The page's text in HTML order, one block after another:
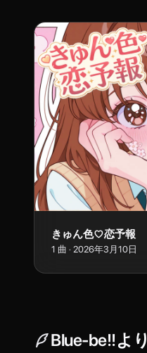
きゅん色♡恋予報
1 曲 · 2026年3月10日
Blue-be!!より